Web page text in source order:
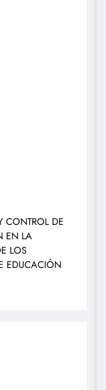
CONTROL DE
EN LA
LOS
EDUCACIÓN